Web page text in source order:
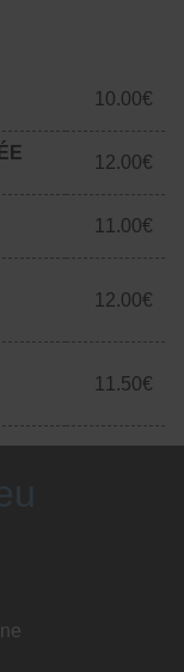
10.00€
12.00€
11.00€
12.00€
11.50€